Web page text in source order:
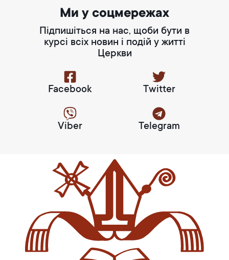
Ми у соцмережах
Підпишіться на нас, щоби бути в
курсі всіх новин і подій у житті
Церкви
Facebook Twitter
Viber Telegram